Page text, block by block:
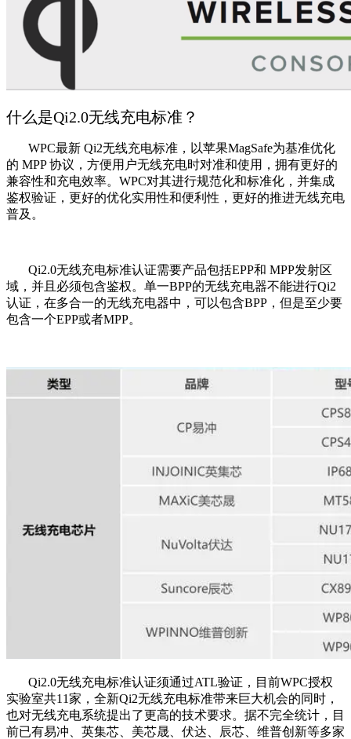
什么是Qi2.0无线充电标准？
WPC最新 Qi2无线充电标准，以苹果MagSafe为基准优化
的 MPP 协议，方便用户无线充电时对准和使用，拥有更好的
兼容性和充电效率。WPC对其进行规范化和标准化，并集成
鉴权验证，更好的优化实用性和便利性，更好的推进无线充电
普及。
Qi2.0无线充电标准认证需要产品包括EPP和 MPP发射区
域，并且必须包含鉴权。单一BPP的无线充电器不能进行Qi2
认证，在多合一的无线充电器中，可以包含BPP，但是至少要
包含一个EPP或者MPP。
Qi2.0无线充电标准认证须通过ATL验证，目前WPC授权
实验室共11家，全新Qi2无线充电标准带来巨大机会的同时，
也对无线充电系统提出了更高的技术要求。据不完全统计，目
前已有易冲、英集芯、美芯晟、伏达、辰芯、维普创新等多家